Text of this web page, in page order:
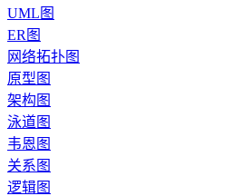
UML图
ER图
网络拓扑图
原型图
架构图
泳道图
韦恩图
关系图
逻辑图